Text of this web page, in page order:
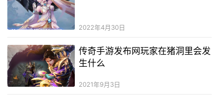
2022年4月30日
传奇手游发布网玩家在猪洞里会发
生什么
2021年9月3日